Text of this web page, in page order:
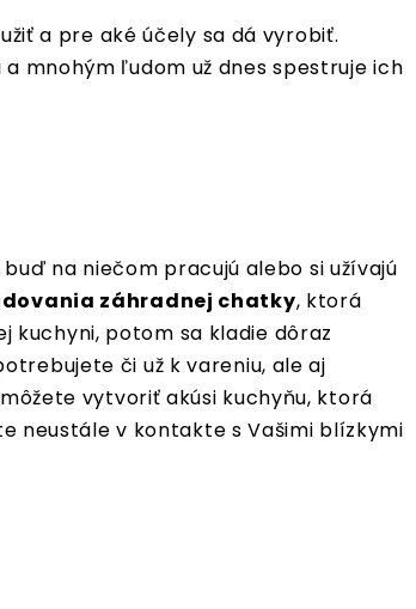
a pre aké účely sa dá vyrobiť.
mnohým ľudom už dnes spestruje ich
na niečom pracujú alebo si užívajú
záhradnej chatky, ktorá
kuchyni, potom sa kladie dôraz
či už k vareniu, ale aj
vytvoriť akúsi kuchyňu, ktorá
neustále v kontakte s Vašimi blízkymi